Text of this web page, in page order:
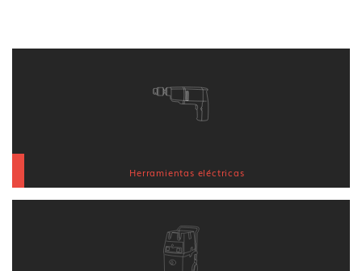
Herramientas eléctricas